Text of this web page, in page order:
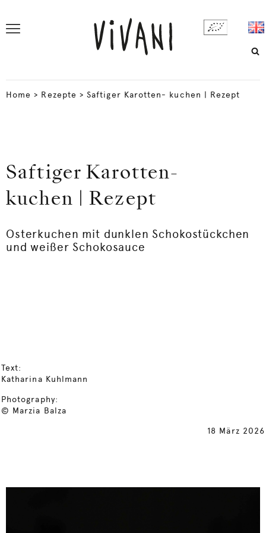
Home > Rezepte >Saftiger Karotten- kuchen | Rezept
Saftiger Karotten-
kuchen | Rezept
Osterkuchen mit dunklen Schokostückchen
und weißer Schokosauce
Text:
Katharina Kuhlmann
Photography:
© Marzia Balza
18 März 2026